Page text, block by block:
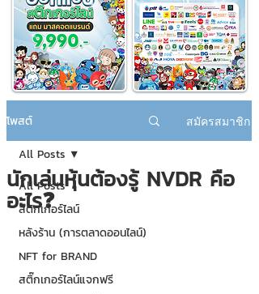
โพสต์ สมัครสมาชิก
All Posts
สติกเกอร์ไลน์
หลังร้าน (การตลาดออนไลน์)
NFT for BRAND
สติ๊กเกอร์ไลน์แจกฟรี
All Posts
นักเล่นหุ้นต้องรู้ NVDR คือ
อะไร❓